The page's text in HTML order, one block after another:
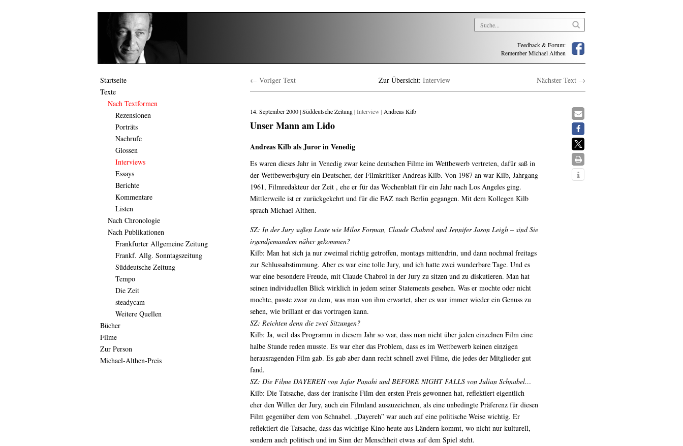
Feedback & Forum:
Remember Michael Althen
Startseite
Texte
Nach Textformen
Rezensionen
Porträts
Nachrufe
Glossen
Interviews
Essays
Berichte
Kommentare
Listen
Nach Chronologie
Nach Publikationen
Frankfurter Allgemeine Zeitung
Frankf. Allg. Sonntagszeitung
Süddeutsche Zeitung
Tempo
Die Zeit
steadycam
Weitere Quellen
Bücher
Filme
Zur Person
Michael-Althen-Preis
← Voriger Text Zur Übersicht: Interview Nächster Text →
14. September 2000 | Süddeutsche Zeitung |Interview | Andreas Kilb
Unser Mann am Lido
Andreas Kilb als Juror in Venedig
Es waren dieses Jahr in Venedig zwar keine deutschen Filme im Wettbewerb vertreten, dafür saß in
der Wettbewerbsjury ein Deutscher, der Filmkritiker Andreas Kilb. Von 1987 an war Kilb, Jahrgang
1961, Filmredakteur der Zeit , ehe er für das Wochenblatt für ein Jahr nach Los Angeles ging.
Mittlerweile ist er zurückgekehrt und für die FAZ nach Berlin gegangen. Mit dem Kollegen Kilb
sprach Michael Althen.
SZ: In der Jury saßen Leute wie Milos Forman, Claude Chabrol und Jennifer Jason Leigh – sind Sie
irgendjemandem näher gekommen?
Kilb: Man hat sich ja nur zweimal richtig getroffen, montags mittendrin, und dann nochmal freitags
zur Schlussabstimmung. Aber es war eine tolle Jury, und ich hatte zwei wunderbare Tage. Und es
war eine besondere Freude, mit Claude Chabrol in der Jury zu sitzen und zu diskutieren. Man hat
seinen individuellen Blick wirklich in jedem seiner Statements gesehen. Was er mochte oder nicht
mochte, passte zwar zu dem, was man von ihm erwartet, aber es war immer wieder ein Genuss zu
sehen, wie brillant er das vortragen kann.
SZ: Reichten denn die zwei Sitzungen?
Kilb: Ja, weil das Programm in diesem Jahr so war, dass man nicht über jeden einzelnen Film eine
halbe Stunde reden musste. Es war eher das Problem, dass es im Wettbewerb keinen einzigen
herausragenden Film gab. Es gab aber dann recht schnell zwei Filme, die jedes der Mitglieder gut
fand.
SZ: Die Filme DAYEREH von Jafar Panahi und BEFORE NIGHT FALLS von Julian Schnabel…
Kilb: Die Tatsache, dass der iranische Film den ersten Preis gewonnen hat, reflektiert eigentlich
eher den Willen der Jury, auch ein Filmland auszuzeichnen, als eine unbedingte Präferenz für diesen
Film gegenüber dem von Schnabel. „Dayereh” war auch auf eine politische Weise wichtig. Er
reflektiert die Tatsache, dass das wichtige Kino heute aus Ländern kommt, wo nicht nur kulturell,
sondern auch politisch und im Sinn der Menschheit etwas auf dem Spiel steht.